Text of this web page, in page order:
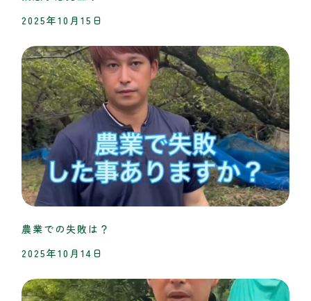
2025年10月15日
農業での失敗は？
2025年10月14日